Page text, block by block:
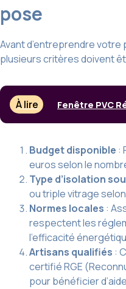
pose
Avant d’entreprendre
plusieurs critères doivent
À lire Fenêtre PVC
Budget disponible :
euros selon le
Type d’isolation
ou triple vitrage
Normes locales :
respectent les
l’efficacité
Artisans qualifiés :
certifié RGE
pour bénéficier